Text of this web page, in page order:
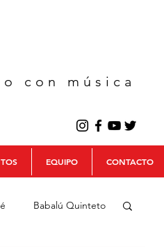
con música
EQUIPO CONTACTO
Babalú Quinteto